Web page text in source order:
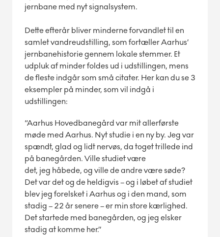
jernbane med nyt signalsystem.
Dette efterår bliver minderne forvandlet til en
samlet vandreudstilling, som fortæller Aarhus’
jernbanehistorie gennem lokale stemmer. Et
udpluk af minder foldes ud i udstillingen, mens
de fleste indgår som små citater. Her kan du se 3
eksempler på minder, som vil indgå i
udstillingen:
“Aarhus Hovedbanegård var mit allerførste
møde med Aarhus. Nyt studie i en ny by. Jeg var
spændt, glad og lidt nervøs, da toget trillede ind
på banegården. Ville studiet være
det, jeg håbede, og ville de andre være søde?
Det var det og de heldigvis – og i løbet af studiet
blev jeg forelsket i Aarhus og i den mand, som
stadig – 22 år senere – er min store kærlighed.
Det startede med banegården, og jeg elsker
stadig at komme her.”